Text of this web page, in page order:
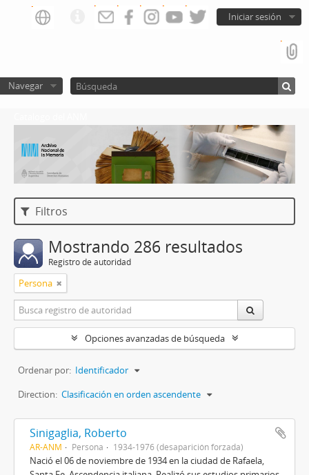
Iniciar sesión
Navegar
Filtros
Mostrando 286 resultados
Registro de autoridad
Persona
Opciones avanzadas de búsqueda
Ordenar por: Identificador
Direction: Clasificación en orden ascendente
Sinigaglia, Roberto
AR-ANM Persona 1934-1976 (desaparición forzada)
Nació el 06 de noviembre de 1934 en la ciudad de Rafaela,